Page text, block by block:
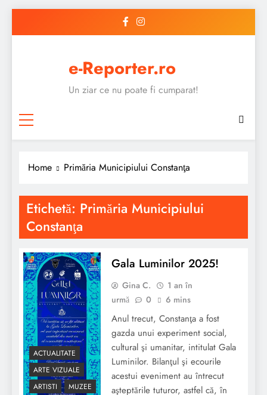
e-Reporter.ro
Un ziar ce nu poate fi cumparat!
Home Primăria Municipiului Constanţa
Etichetă: Primăria Municipiului
Constanţa
ACTUALITATE
ARTE VIZUALE
ARTISTI
MUZEE
Gala Luminilor 2025!
Gina C.
1 an în
urmă
0 6 mins
Anul trecut, Constanţa a fost
gazda unui experiment social,
cultural şi umanitar, intitulat Gala
Luminilor. Bilanţul şi ecourile
acestui eveniment au întrecut
aşteptările tuturor, astfel că, în